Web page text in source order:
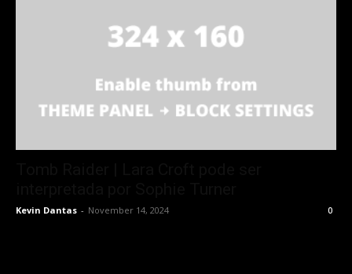
Kevin Dantas - November 14, 2024 0